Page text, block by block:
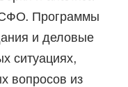
Программы
и деловые
ситуациях,
вопросов из